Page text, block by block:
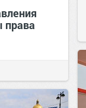
права